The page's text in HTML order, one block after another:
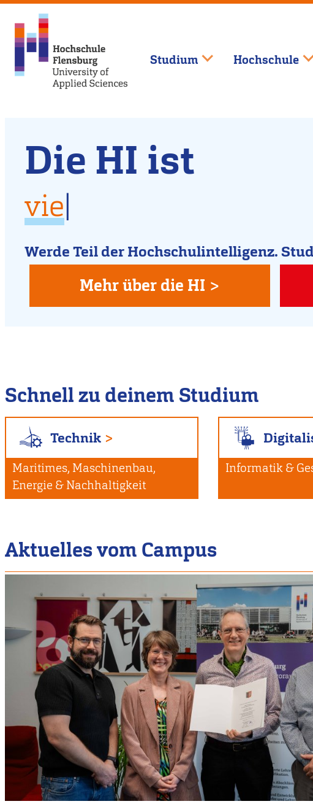
Studium Hochschule
Willkommen
an
der
Hochschule
Flensburg
Die HI ist
vielfältig
für Dich da
fü|
Werde Teil der Hochschulintelligenz.
Mehr über die HI >
Schnell zu deinem Studium
Technik
Maritimes, Maschinenbau,
Energie & Nachhaltigkeit
Informatik &
Aktuelles vom Campus